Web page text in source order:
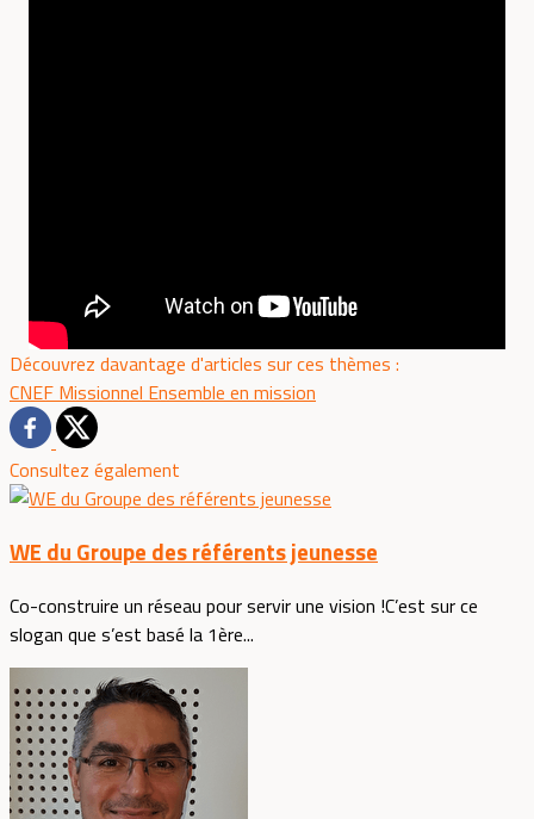
Découvrez davantage d'articles sur ces thèmes :
CNEF Missionnel Ensemble en mission
Consultez également
WE du Groupe des référents jeunesse
Co-construire un réseau pour servir une vision !C’est sur ce
slogan que s’est basé la 1ère...